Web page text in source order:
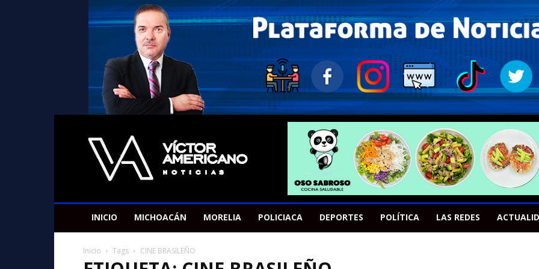
Americano
Victor
INICIO MICHOACÁN MORELIA POLICIACA DEPORTES POLÍTICA LAS REDES
Inicio Tags CINE BRASILEÑO